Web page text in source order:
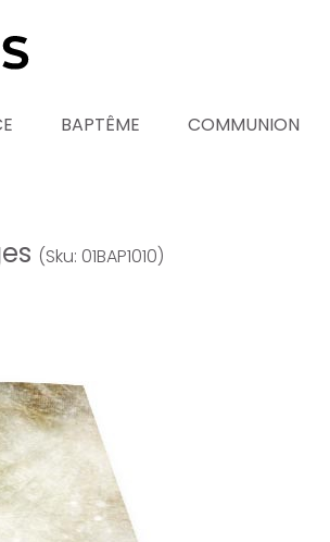
BAPTÊME COMMUNION
(Sku: 01BAP1010)